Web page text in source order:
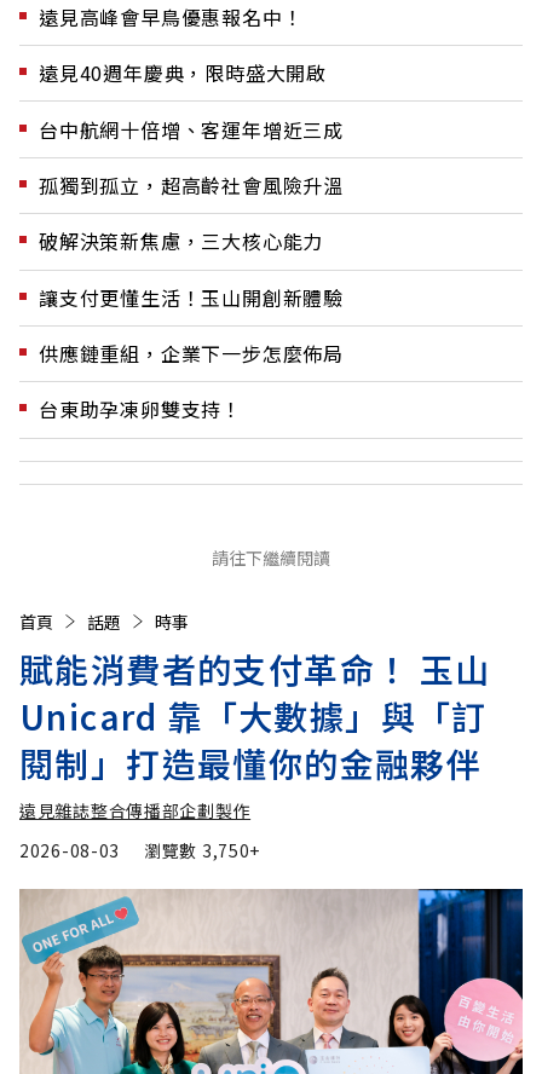
遠見高峰會早鳥優惠報名中！
遠見40週年慶典，限時盛大開啟
台中航網十倍增、客運年增近三成
孤獨到孤立，超高齡社會風險升溫
破解決策新焦慮，三大核心能力
讓支付更懂生活！玉山開創新體驗
供應鏈重組，企業下一步怎麼佈局
台東助孕凍卵雙支持！
請往下繼續閱讀
首頁 話題 時事
賦能消費者的支付革命！ 玉山
Unicard 靠「大數據」與「訂
閱制」打造最懂你的金融夥伴
遠見雜誌整合傳播部企劃製作
2026-08-03
瀏覽數 3,750+